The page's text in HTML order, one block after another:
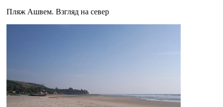
Пляж Ашвем. Взгляд на север